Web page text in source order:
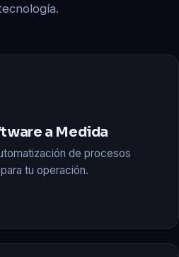
a Medida
de procesos
tu operación.